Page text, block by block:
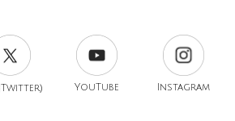
Twitter) YouTube Instagram